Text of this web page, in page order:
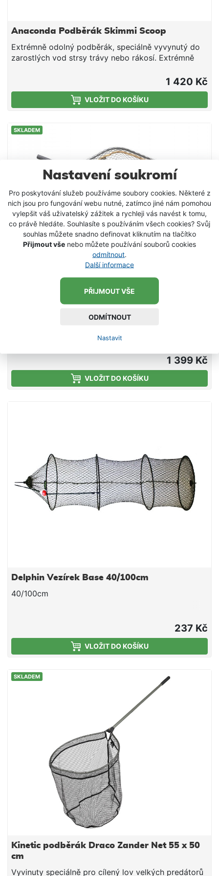
Nastavení soukromí
Pro poskytování služeb používáme soubory cookies. Některé z
nich jsou pro fungování webu nutné, zatímco jiné nám pomohou
vylepšit váš uživatelský zážitek a rychleji vás navést k tomu,
co právě hledáte. Souhlasíte s používáním všech cookies? Svůj
souhlas můžete snadno definovat kliknutím na tlačítko
Přijmout vše nebo můžete používání souborů cookies
odmítnout.
Další informace
PŘIJMOUT VŠE
ODMÍTNOUT
Nastavit
Anaconda Podběrák Skimmi Scoop
Extrémně odolný podběrák, speciálně vyvynutý do
zarostlých vod strsy trávy nebo rákosí. Extrémně
hlavou činí tento podběrák téměř nezničitelným. Má
velmi silnou, vyztuženou síť soky o velikosti 15mm.
Délka až 225cm. kovová hlava (80 x 80 cm)
délka rukojeť oko otvor 7150225 2,25m 140cm
1 420 Kč
VLOŽIT DO KOŠÍKU
SKLADEM
Savage Gear Podběrák Pro Folding Rubber
a pevný podběrák, který Vám pomůže dostat na
pogumovanou síťku díky které je k rybám šetrnější.
Tento podběrák nemá teleskopickou rukojeť. tyč je
dlouhá 88 cm rozměr rámu 65x50 cm
1 399 Kč
VLOŽIT DO KOŠÍKU
Delphin Vezírek Base 40/100cm
40/100cm
237 Kč
VLOŽIT DO KOŠÍKU
SKLADEM
Kinetic podběrák Draco Zander Net 55 x 50
cm
Vyvinuty speciálně pro cílený lov velkých predátorů